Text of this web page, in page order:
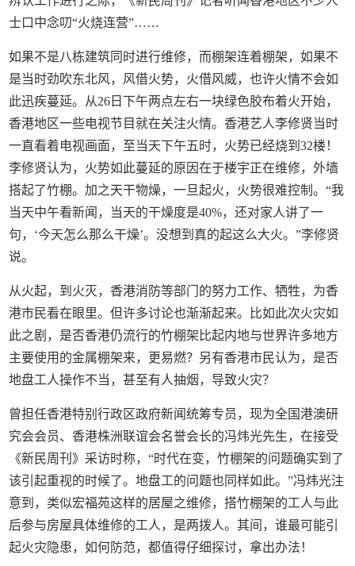
士口中念叨“火烧连营”……
如果不是八栋建筑同时进行维修，而棚架连着棚架，如果不
是当时劲吹东北风，风借火势，火借风威，也许火情不会如
此迅疾蔓延。从26日下午两点左右一块绿色胶布着火开始，
香港地区一些电视节目就在关注火情。香港艺人李修贤当时
一直看着电视画面，至当天下午五时，火势已经烧到32楼！
李修贤认为，火势如此蔓延的原因在于楼宇正在维修，外墙
搭起了竹棚。加之天干物燥，一旦起火，火势很难控制。“我
当天中午看新闻，当天的干燥度是40%，还对家人讲了一
句，‘今天怎么那么干燥’。没想到真的起这么大火。”李修贤
说。
从火起，到火灭，香港消防等部门的努力工作、牺牲，为香
港市民看在眼里。但许多讨论也渐渐起来。比如此次火灾如
此之剧，是否香港仍流行的竹棚架比起内地与世界许多地方
主要使用的金属棚架来，更易燃？另有香港市民认为，是否
地盘工人操作不当，甚至有人抽烟，导致火灾？
曾担任香港特别行政区政府新闻统筹专员，现为全国港澳研
究会会员、香港株洲联谊会名誉会长的冯炜光先生，在接受
《新民周刊》采访时称，“时代在变，竹棚架的问题确实到了
该引起重视的时候了。地盘工的问题也同样如此。”冯炜光注
意到，类似宏福苑这样的居屋之维修，搭竹棚架的工人与此
后参与房屋具体维修的工人，是两拨人。其间，谁最可能引
起火灾隐患，如何防范，都值得仔细探讨，拿出办法！